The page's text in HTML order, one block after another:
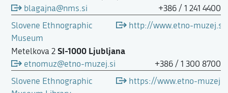
+386 / 1 241 4400
blagajna@nms.si
http://www.etno-muzej.si
Slovene Ethnographic
Museum
Metelkova 2 SI-1000 Ljubljana
+386 / 1 300 8700
etnomuz@etno-muzej.si
https://www.etno-
Slovene Ethnographic